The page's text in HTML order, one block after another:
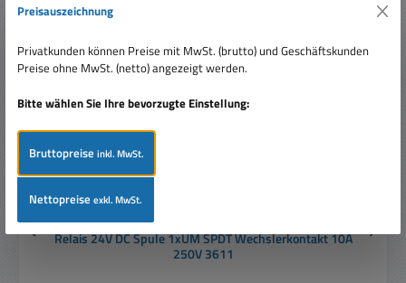
Relais 24V DC Spule 1xUM SPDT Wechslerkontakt 10A
250V 3611
Preisauszeichnung
Privatkunden können Preise mit MwSt. (brutto) und Geschäftskunden
Preise ohne MwSt. (netto) angezeigt werden.
Bitte wählen Sie Ihre bevorzugte Einstellung:
Bruttopreiseinkl. MwSt.
Nettopreiseexkl. MwSt.